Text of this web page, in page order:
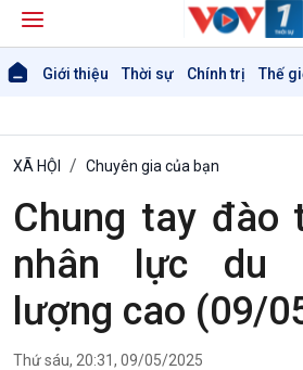
Giới thiệu Thời sự Chính trị Thế
Giới thiệu
Thời
XÃ HỘI Chuyên gia của bạn
Chung tay đào
nhân lực du
lượng cao (09/
Thứ sáu, 20:31, 09/05/2025